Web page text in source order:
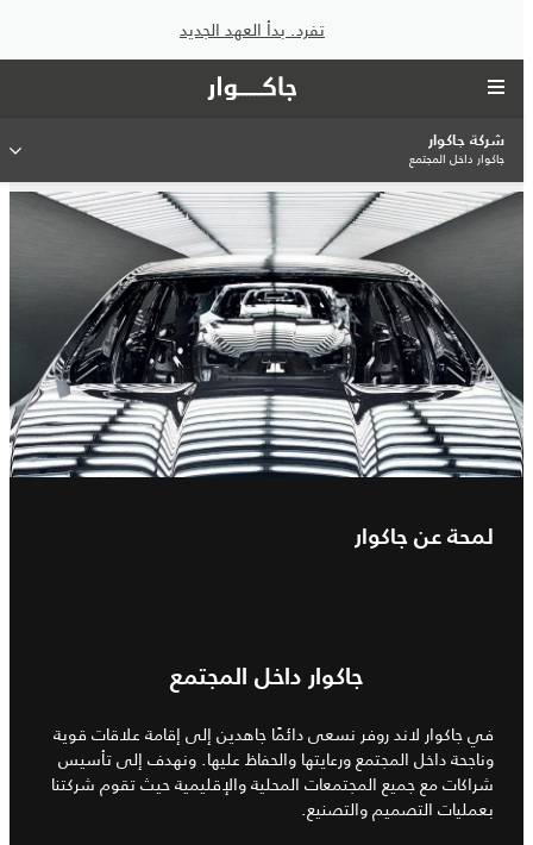
تفرد. بدأ العهد الجديد
شركة جاكوار
جاكوار داخل المجتمع
لمحة عن جاكوار
جاكوار داخل المجتمع
في جاكوار لاند روفر نسعى دائمًا جاهدين إلى إقامة علاقات قوية
وناجحة داخل المجتمع ورعايتها والحفاظ عليها. ونهدف إلى تأسيس
شراكات مع جميع المجتمعات المحلية والإقليمية حيث تقوم شركتنا
بعمليات التصميم والتصنيع.